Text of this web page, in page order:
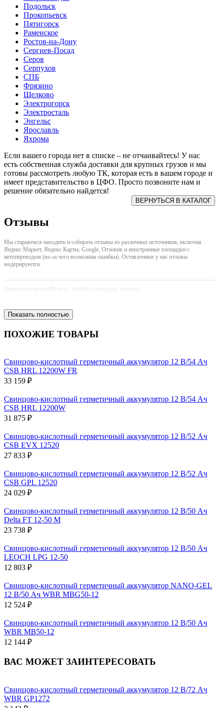
Подольск
Прокопьевск
Пятигорск
Раменское
Ростов-на-Дону
Сергиев-Посад
Серов
Серпухов
СПБ
Фрязино
Щелково
Электрогорск
Электросталь
Энгельс
Ярославль
Яхрома
Если вашего города нет в списке – не отчаивайтесь! У нас
есть собственная служба доставки для крупных грузов и мы
готовы рассмотреть любую ТК, которая есть в вашем городе и
имеет представительство в ЦФО. Просто позвоните нам и
решение обязательно найдется!
Отзывы
Мы стараяемся находить и собирать отзывы из различных источников, включая
Яндекс Маркет, Яндекс Карты, Google, Отзовик и иностранные площадки с
автопереводом (из-за чего возможны ошибки). Оставленные у нас отзывы
модерируются.
Зарегистрируйтесь, чтобы создать отзыв.
Показать полностью
ПОХОЖИЕ ТОВАРЫ
Свинцово-кислотный герметичный аккумулятор 12 В/54 Ач
CSB HRL 12200W FR
33 159 ₽
Свинцово-кислотный герметичный аккумулятор 12 В/54 Ач
CSB HRL 12200W
31 875 ₽
Свинцово-кислотный герметичный аккумулятор 12 В/52 Ач
CSB EVX 12520
27 833 ₽
Свинцово-кислотный герметичный аккумулятор 12 В/52 Ач
CSB GPL 12520
24 029 ₽
Свинцово-кислотный герметичный аккумулятор 12 В/50 Ач
Delta FT 12-50 M
23 738 ₽
Свинцово-кислотный герметичный аккумулятор 12 В/50 Ач
LEOCH LPG 12-50
12 803 ₽
Свинцово-кислотный герметичный аккумулятор NANO-GEL
12 В/50 Ач WBR MBG50-12
12 524 ₽
Свинцово-кислотный герметичный аккумулятор 12 В/50 Ач
WBR MB50-12
12 144 ₽
ВАС МОЖЕТ ЗАИНТЕРЕСОВАТЬ
Свинцово-кислотный герметичный аккумулятор 12 В/72 Ач
WBR GP1272